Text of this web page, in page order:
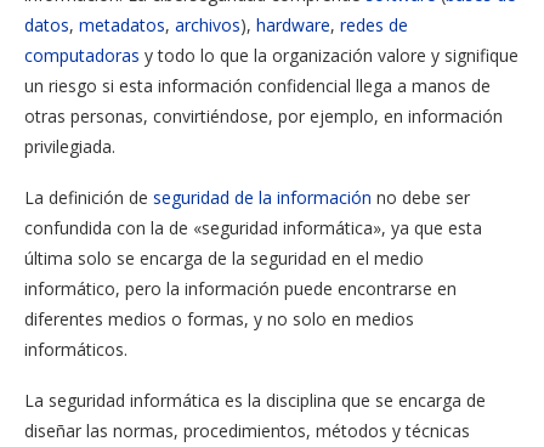
datos, metadatos, archivos), hardware, redes de
computadoras y todo lo que la organización valore y signifique
un riesgo si esta información confidencial llega a manos de
otras personas, convirtiéndose, por ejemplo, en información
privilegiada.
La definición de seguridad de la información no debe ser
confundida con la de «seguridad informática», ya que esta
última solo se encarga de la seguridad en el medio
informático, pero la información puede encontrarse en
diferentes medios o formas, y no solo en medios
informáticos.
La seguridad informática es la disciplina que se encarga de
diseñar las normas, procedimientos, métodos y técnicas